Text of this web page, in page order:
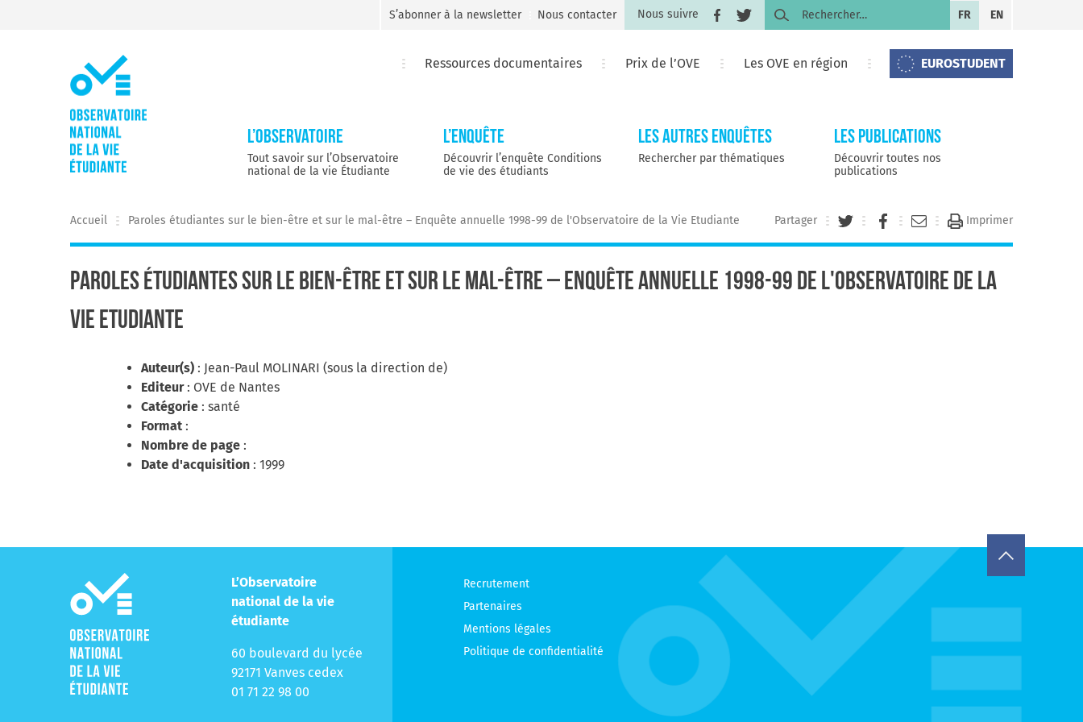
S’abonner à la newsletter Nous contacter Nous suivre FR EN
Ressources documentaires Prix de l’OVE Les OVE en région EUROSTUDENT
L’Observatoire
Tout savoir sur l’Observatoire
national de la vie Étudiante
L’Enquête
Découvrir l’enquête Conditions
de vie des étudiants
Les autres enquêtes
Rechercher par thématiques
Les publications
Découvrir toutes nos
publications
Accueil Paroles étudiantes sur le bien-être et sur le mal-être – Enquête annuelle 1998-99 de l'Observatoire de la Vie Etudiante Partager Imprimer
Paroles étudiantes sur le bien-être et sur le mal-être – Enquête annuelle 1998-99 de l'Observatoire de la
Vie Etudiante
Auteur(s) : Jean-Paul MOLINARI (sous la direction de)
Editeur: OVE de Nantes
Catégorie : santé
Format :
Nombre de page :
Date d'acquisition : 1999
L’Observatoire
national de la vie
étudiante
60 boulevard du lycée
92171 Vanves cedex
01 71 22 98 00
Recrutement
Partenaires
Mentions légales
Politique de confidentialité